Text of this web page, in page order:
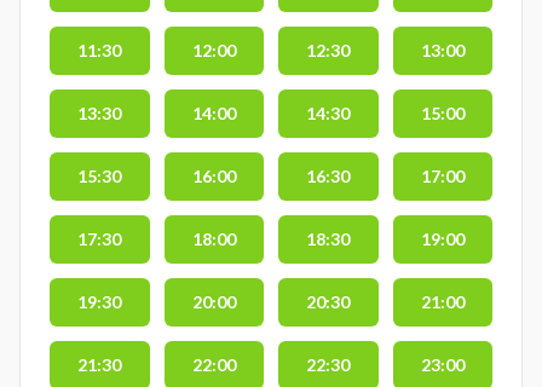
11:30 12:00 12:30 13:00
13:30 14:00 14:30 15:00
15:30 16:00 16:30 17:00
17:30 18:00 18:30 19:00
19:30 20:00 20:30 21:00
21:30 22:00 22:30 23:00